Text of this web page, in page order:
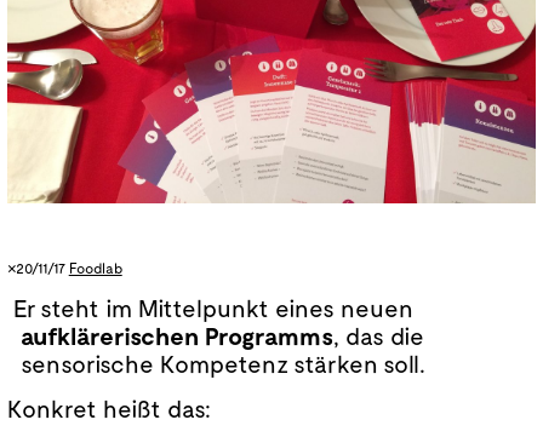
Englisch die
Sprache am Red Table.
ästhetisch ansprechend
×20/11/17 Foodlab
Er steht im Mittelpunkt eines neuen
aufklärerischen Programms, das die
sensorische Kompetenz stärken soll.
Konkret heißt das: